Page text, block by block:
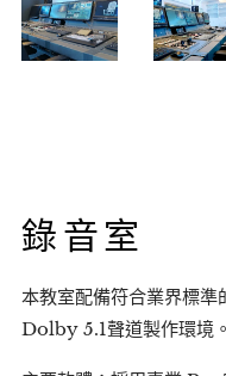
錄音室
本教室配備符合業界標準
Dolby 5.1聲道製作環境。